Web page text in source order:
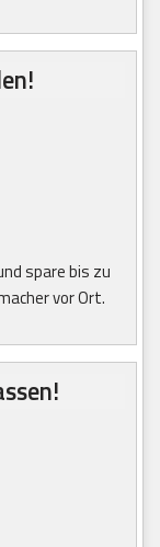
spare bis zu
vor Ort.